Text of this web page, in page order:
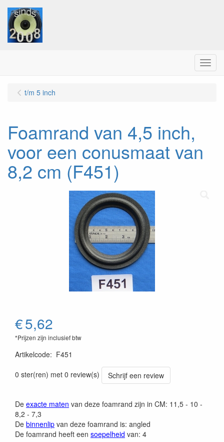
Menu
t/m 5 inch
Foamrand van 4,5 inch,
voor een conusmaat van
8,2 cm (F451)
€5,62
*Prijzen zijn inclusief btw
Artikelcode: F451
0 ster(ren) met 0 review(s)
Schrijf een review
De exacte maten van deze foamrand zijn in CM: 11,5 - 10 -
8,2 - 7,3
De binnenlip van deze foamrand is: angled
De foamrand heeft een soepelheid van: 4